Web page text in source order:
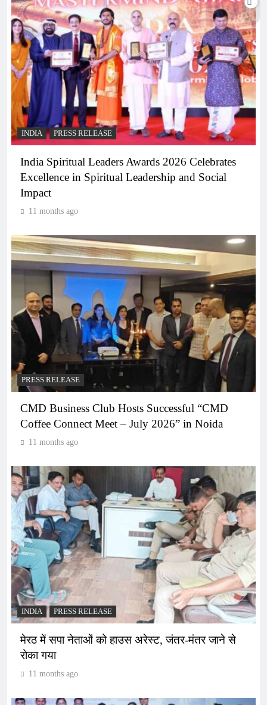
INDIA PRESS RELEASE
India Spiritual Leaders Awards 2026 Celebrates
Excellence in Spiritual Leadership and Social
Impact
11 months ago
PRESS RELEASE
CMD Business Club Hosts Successful “CMD
Coffee Connect Meet – July 2026” in Noida
11 months ago
INDIA PRESS RELEASE
मेरठ में सपा नेताओं को हाउस अरेस्ट, जंतर-मंतर जाने से
रोका गया
11 months ago